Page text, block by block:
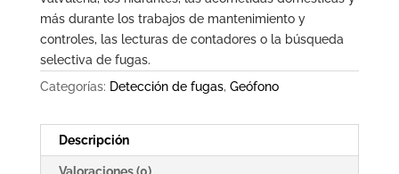
más durante los trabajos de mantenimiento y
controles, las lecturas de contadores o la búsqueda
selectiva de fugas.
Categorías: Detección de fugas, Geófono
Descripción